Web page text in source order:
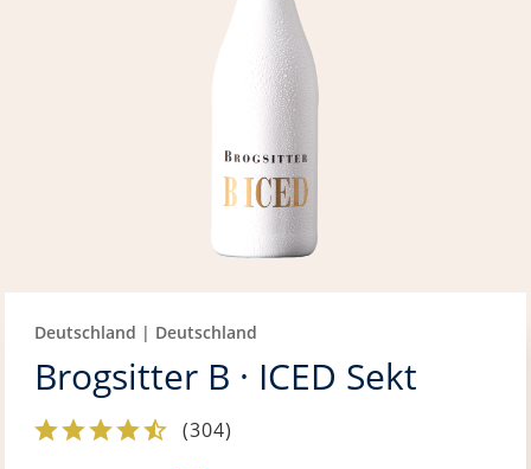
Deutschland | Deutschland
Brogsitter B · ICED Sekt
(304)